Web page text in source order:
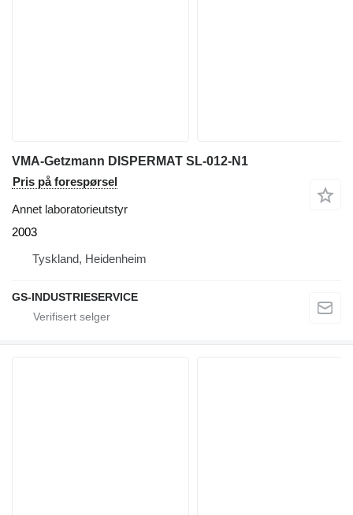
VMA-Getzmann DISPERMAT SL-012-N1
Pris på forespørsel
Annet laboratorieutstyr
2003
Tyskland, Heidenheim
GS-INDUSTRIESERVICE